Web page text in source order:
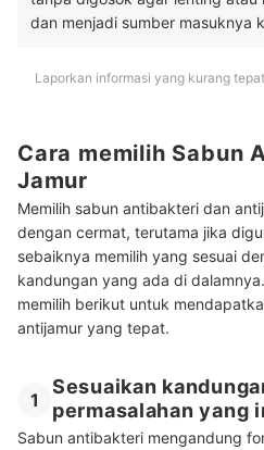
dan menjadi sumber masuknya
Laporkan informasi yang kurang tepat
Cara memilih Sabun
Jamur
Memilih sabun antibakteri dan
dengan cermat, terutama jika
sebaiknya memilih yang sesuai
kandungan yang ada di
memilih berikut untuk
antijamur yang tepat.
1
Sesuaikan
permasalahan yang
Sabun antibakteri mengandung